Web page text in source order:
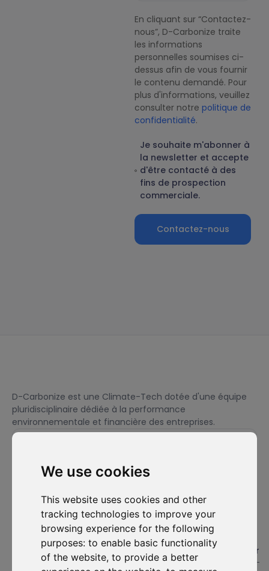
We use cookies
This website uses cookies and other
tracking technologies to improve your
browsing experience for the following
purposes: to enable basic functionality
of the website, to provide a better
En cliquant sur “Contactez-
nous”, D-Carbonize traite
les informations
personnelles soumises ci-
dessus afin de vous fournir
le contenu demandé. Pour
plus d'informations, veuillez
consulter notre politique de
confidentialité.
Je souhaite m'abonner à
la newsletter et accepte
d'être contacté à des
fins de prospection
commerciale.
Contactez-nous
D-Carbonize est une Climate-Tech dotée d'une équipe
pluridisciplinaire dédiée à la performance
environnementale et financière des entreprises.
Je souhaite m'abonner à la newsletter et accepte d'être
contacté à des fins de prospection commerciale.
S'abonner
Solutions
#1. Carbon Cockpit
D-
Carbonize
À propos
Ressources
Etudes de cas
Blog
Nous
contacter
Contactez-